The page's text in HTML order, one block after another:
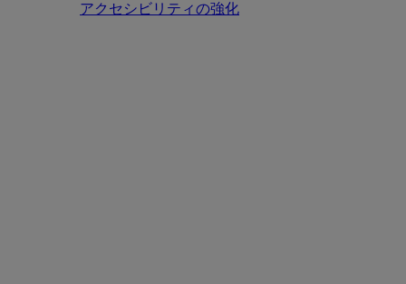
アクセシビリティの強化